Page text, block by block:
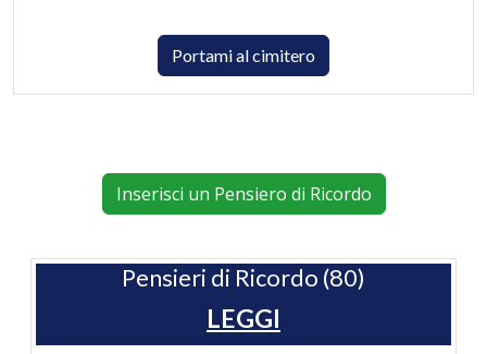
Portami al cimitero
Inserisci un Pensiero di Ricordo
Pensieri di Ricordo (80)
LEGGI